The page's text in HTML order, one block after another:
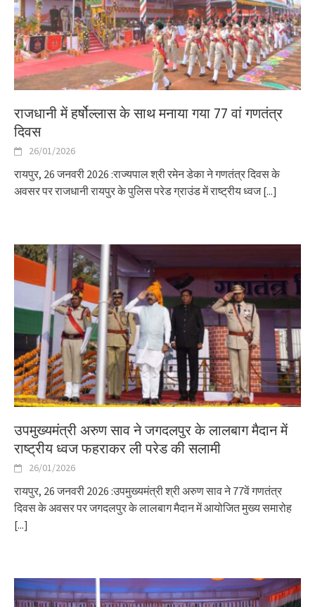
राजधानी में हर्षोल्लास के साथ मनाया गया 77 वां गणतंत्र
दिवस
26/01/2026
रायपुर, 26 जनवरी 2026 :राज्यपाल श्री रमेन डेका ने गणतंत्र दिवस के
अवसर पर राजधानी रायपुर के पुलिस परेड ग्राउंड में राष्ट्रीय ध्वज[...]
उपमुख्यमंत्री अरुण साव ने जगदलपुर के लालबाग मैदान में
राष्ट्रीय ध्वज फहराकर ली परेड की सलामी
26/01/2026
रायपुर, 26 जनवरी 2026 :उपमुख्यमंत्री श्री अरुण साव ने 77वें गणतंत्र
दिवस के अवसर पर जगदलपुर के लालबाग मैदान में आयोजित मुख्य समारोह
[...]